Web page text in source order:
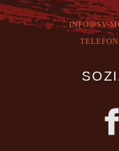
INFO@SV-
T